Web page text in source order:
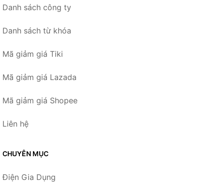
Danh sách công ty
Danh sách từ khóa
Mã giảm giá Tiki
Mã giảm giá Lazada
Mã giảm giá Shopee
Liên hệ
CHUYÊN MỤC
Điện Gia Dụng